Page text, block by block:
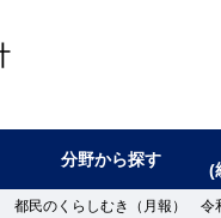
分野から探す
(
都民のくらしむき（月報）